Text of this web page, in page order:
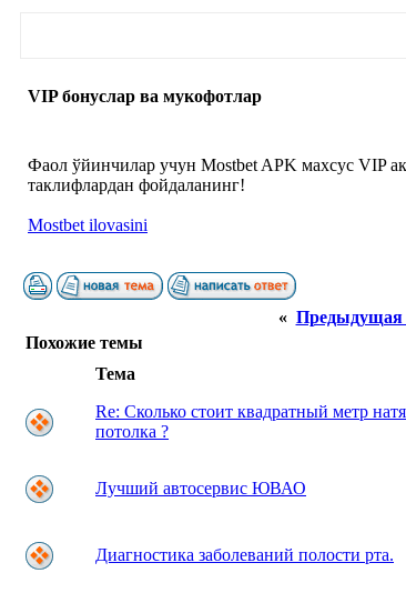
VIP бонуслар ва мукофотлар
Фаол ўйинчилар учун Mostbet APK махсус VIP
таклифлардан фойдаланинг!
Mostbet ilovasini
« Предыдущая
Похожие темы
Тема
Re: Сколько стоит квадратный метр
потолка ?
Лучший автосервис ЮВАО
Диагностика заболеваний полости рта.